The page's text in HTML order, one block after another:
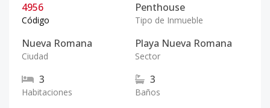
4956
Código
Penthouse
Tipo de Inmueble
Nueva Romana
Ciudad
Playa Nueva Romana
Sector
3
Habitaciones
3
Baños